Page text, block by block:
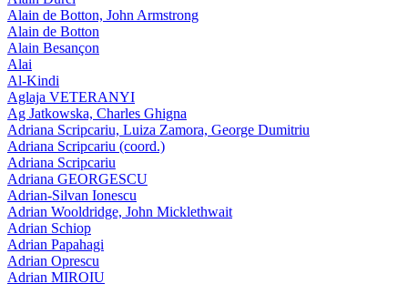
Alain de Botton, John Armstrong
Alain de Botton
Alain Besançon
Alai
Al-Kindi
Aglaja VETERANYI
Ag Jatkowska, Charles Ghigna
Adriana Scripcariu, Luiza Zamora, George Dumitriu
Adriana Scripcariu (coord.)
Adriana Scripcariu
Adriana GEORGESCU
Adrian-Silvan Ionescu
Adrian Wooldridge, John Micklethwait
Adrian Schiop
Adrian Papahagi
Adrian Oprescu
Adrian MIROIU